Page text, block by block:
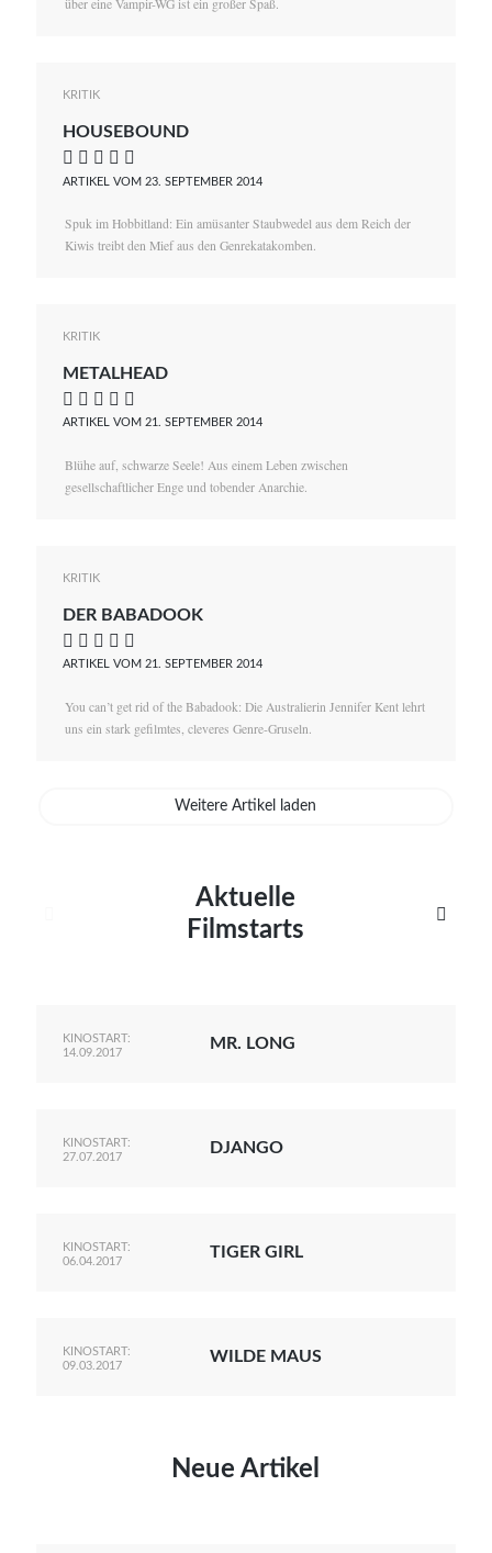
über eine Vampir-WG ist ein großer Spaß.
KRITIK
HOUSEBOUND
    
ARTIKEL VOM 23. SEPTEMBER 2014
Spuk im Hobbitland: Ein amüsanter Staubwedel aus dem Reich der
Kiwis treibt den Mief aus den Genrekatakomben.
KRITIK
METALHEAD
    
ARTIKEL VOM 21. SEPTEMBER 2014
Blühe auf, schwarze Seele! Aus einem Leben zwischen
gesellschaftlicher Enge und tobender Anarchie.
KRITIK
DER BABADOOK
    
ARTIKEL VOM 21. SEPTEMBER 2014
You can’t get rid of the Babadook: Die Australierin Jennifer Kent lehrt
uns ein stark gefilmtes, cleveres Genre-Gruseln.
Weitere Artikel laden
Aktuelle
Filmstarts

KINOSTART:
14.09.2017
MR. LONG
KINOSTART:
27.07.2017
DJANGO
KINOSTART:
06.04.2017
TIGER GIRL
KINOSTART:
09.03.2017
WILDE MAUS
Neue Artikel